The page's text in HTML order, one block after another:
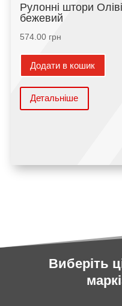
Рулонні штори
бежевий
574.00грн
Додати в кошик
Детальніше
Виберіть